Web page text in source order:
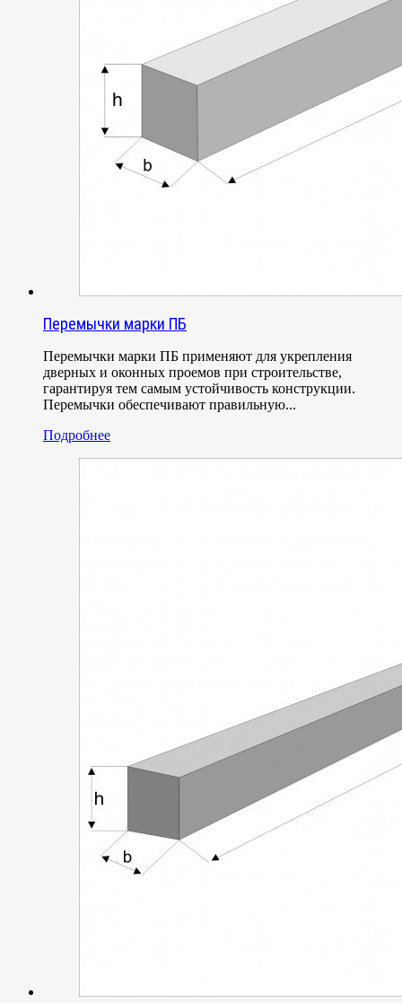
Перемычки марки ПБ
Перемычки марки ПБ применяют для укрепления
дверных и оконных проемов при строительстве,
гарантируя тем самым устойчивость конструкции.
Перемычки обеспечивают правильную...
Подробнее